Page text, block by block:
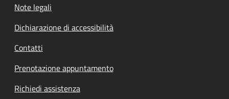
Note legali
Dichiarazione di accessibilità
Contatti
Prenotazione appuntamento
Richiedi assistenza